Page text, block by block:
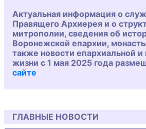
Актуальная информация о
Правящего Архиерея и о
митрополии, сведения об
Воронежской епархии,
также новости епархиальной и
жизни с 1 мая 2025 года
сайте
ГЛАВНЫЕ НОВОСТИ